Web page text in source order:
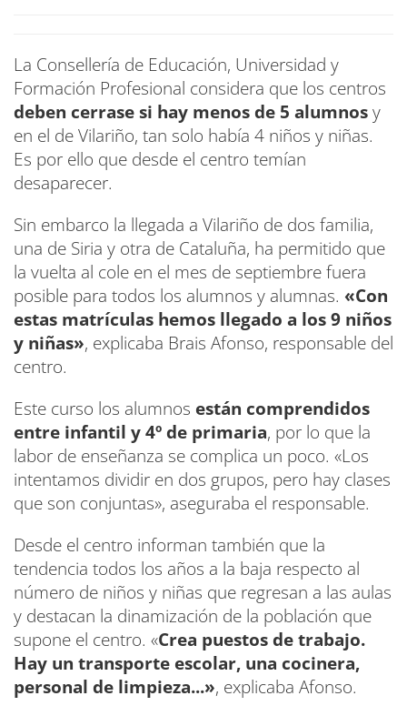
La Consellería de Educación, Universidad y
Formación Profesional considera que los centros
deben cerrase si hay menos de 5 alumnosy
en el de Vilariño, tan solo había 4 niños y niñas.
Es por ello que desde el centro temían
desaparecer.
Sin embarco la llegada a Vilariño de dos familia,
una de Siria y otra de Cataluña, ha permitido que
la vuelta al cole en el mes de septiembre fuera
posible para todos los alumnos y alumnas. «Con
estas matrículas hemos llegado a los 9 niños
y niñas», explicaba Brais Afonso, responsable del
centro.
Este curso los alumnos están comprendidos
entre infantil y 4º de primaria, por lo que la
labor de enseñanza se complica un poco. «Los
intentamos dividir en dos grupos, pero hay clases
que son conjuntas», aseguraba el responsable.
Desde el centro informan también que la
tendencia todos los años a la baja respecto al
número de niños y niñas que regresan a las aulas
y destacan la dinamización de la población que
supone el centro. «Crea puestos de trabajo.
Hay un transporte escolar, una cocinera,
personal de limpieza...», explicaba Afonso.